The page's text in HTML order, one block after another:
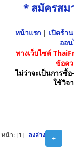
* สมัครสม
หน้าแรก | เปิดร้า
ออ
ทางเว็บไซต์
ข้อคว
ไม่ว่าจะเป็นการซื้
ใช้วิจ
+
หน้า: [1] ลงล่าง